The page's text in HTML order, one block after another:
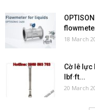
18 March
Cờ lê lực
lbf·ft...
20 March